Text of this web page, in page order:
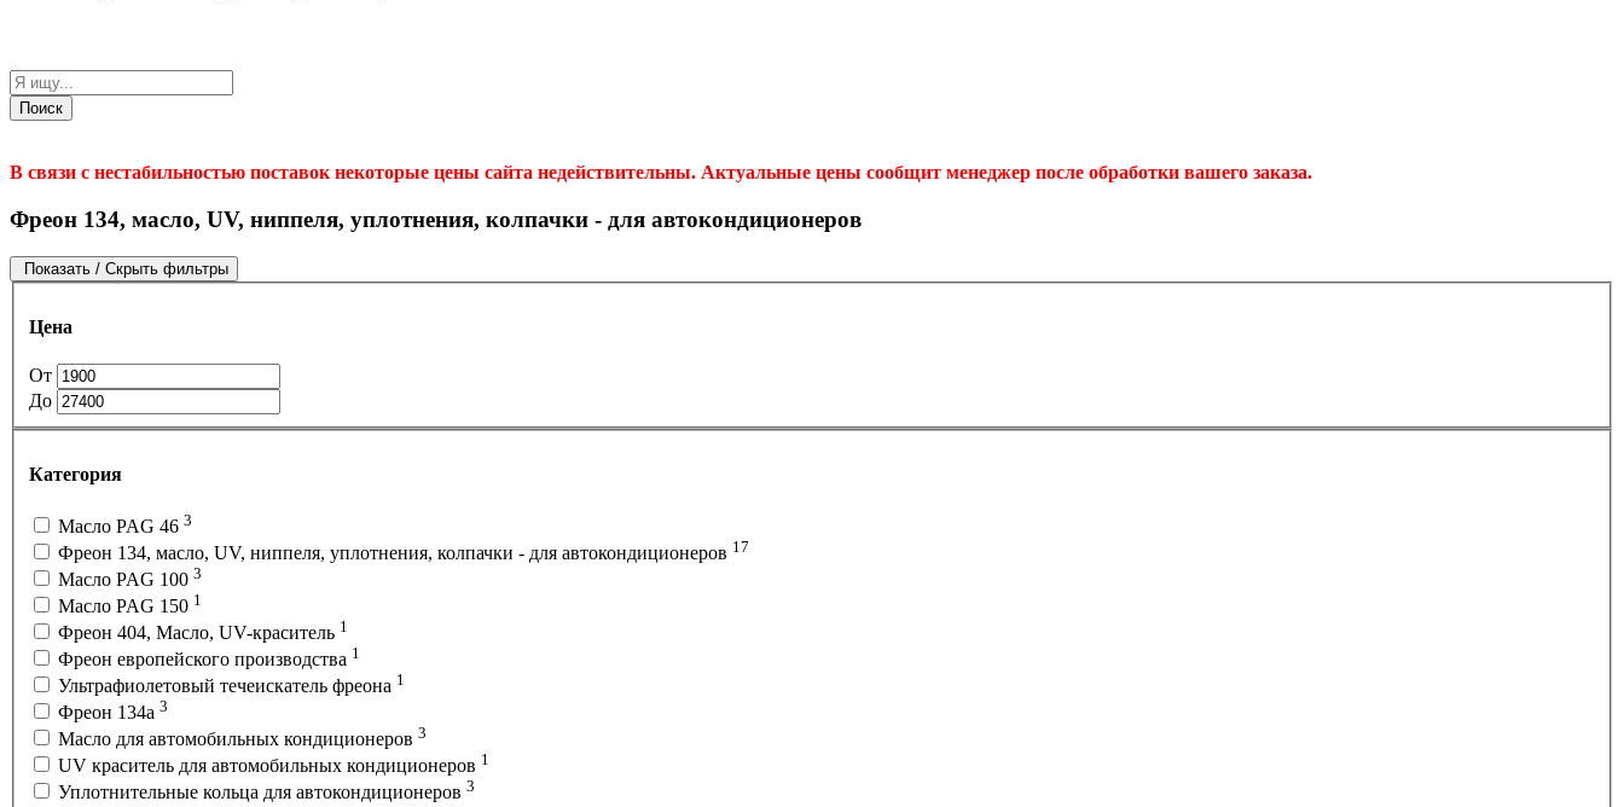
Поиск
В связи с нестабильностью поставок некоторые цены сайта недействительны. Актуальные цены сообщит менеджер после обработки вашего заказа.
Фреон 134, масло, UV, ниппеля, уплотнения, колпачки - для автокондиционеров
Показать / Скрыть фильтры
Цена
От
До
Категория
Масло PAG 46 3
Фреон 134, масло, UV, ниппеля, уплотнения, колпачки - для автокондиционеров 17
Масло PAG 100 3
Масло PAG 150 1
Фреон 404, Масло, UV-краситель 1
Фреон европейского производства 1
Ультрафиолетовый течеискатель фреона 1
Фреон 134a 3
Масло для автомобильных кондиционеров 3
UV краситель для автомобильных кондиционеров 1
Уплотнительные кольца для автокондиционеров 3